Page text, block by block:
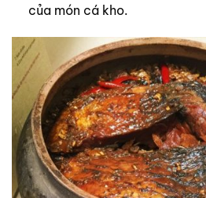
của món cá kho.